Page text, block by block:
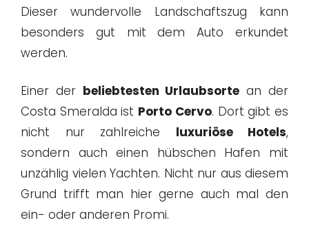
Dieser wundervolle Landschaftszug kann
besonders gut mit dem Auto erkundet
werden.
Einer der beliebtesten Urlaubsorte an der
Costa Smeralda ist Porto Cervo. Dort gibt es
nicht nur zahlreiche luxuriöse Hotels,
sondern auch einen hübschen Hafen mit
unzählig vielen Yachten. Nicht nur aus diesem
Grund trifft man hier gerne auch mal den
ein- oder anderen Promi.